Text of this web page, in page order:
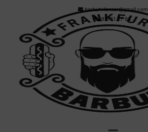
barbutvilassar@gmail.com
93751 27 68